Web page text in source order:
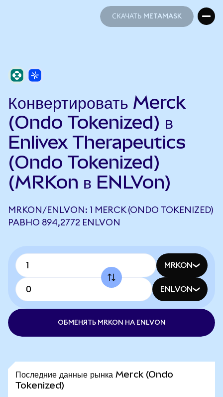
СКАЧАТЬ METAMASK
Конвертировать Merck
(Ondo Tokenized) в
Enlivex Therapeutics
(Ondo Tokenized)
(MRKon в ENLVon)
MRKON/ENLVON: 1 MERCK (ONDO TOKENIZED)
РАВНО 894,2772 ENLVON
MRKON
ENLVON
ОБМЕНЯТЬ MRKON НА ENLVON
Последние данные рынка Merck (Ondo
Tokenized)